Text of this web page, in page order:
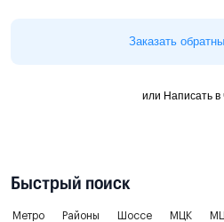
Заказать
или
Быстрый поиск
Метро Районы Шоссе МЦК